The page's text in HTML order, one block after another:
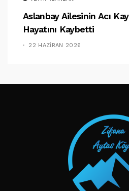
Aslanbay Ailesinin Acı
Hayatını Kaybetti
22 HAZIRAN 2026
TAKIP